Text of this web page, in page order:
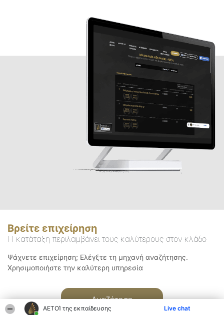
ΑΕΤΟΊ της εκπαίδευσης Live chat
Βρείτε επιχείρηση
Η κατάταξη περιλαμβάνει τους καλύτερους στον κλάδο
Ψάχνετε επιχείρηση; Ελέγξτε τη μηχανή αναζήτησης.
Χρησιμοποιήστε την καλύτερη υπηρεσία
Αναζήτηση